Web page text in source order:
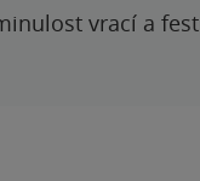
vrací a